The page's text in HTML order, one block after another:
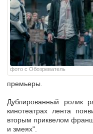
фото с Обозреватель
премьеры.
Дублированный ролик
кинотеатрах лента
вторым приквелом
и змеях".